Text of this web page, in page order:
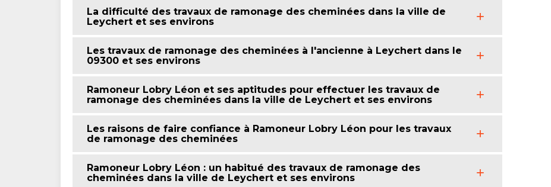
La difficulté des travaux de ramonage des cheminées dans la ville de
Leychert et ses environs
Les travaux de ramonage des cheminées à l'ancienne à Leychert dans le
09300 et ses environs
Ramoneur Lobry Léon et ses aptitudes pour effectuer les travaux de
ramonage des cheminées dans la ville de Leychert et ses environs
Les raisons de faire confiance à Ramoneur Lobry Léon pour les travaux
de ramonage des cheminées
Ramoneur Lobry Léon : un habitué des travaux de ramonage des
cheminées dans la ville de Leychert et ses environs